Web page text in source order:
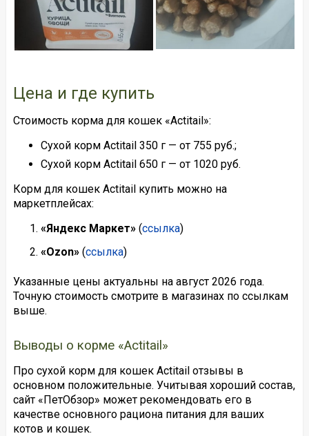
Цена и где купить
Стоимость корма для кошек «Actitail»:
Сухой корм Actitail 350 г — от 755 руб.;
Сухой корм Actitail 650 г — от 1020 руб.
Корм для кошек Actitail купить можно на
маркетплейсах:
«Яндекс Маркет»(ссылка)
«Ozon»(ссылка)
Указанные цены актуальны на август 2026 года.
Точную стоимость смотрите в магазинах по ссылкам
выше.
Выводы о корме «Actitail»
Про сухой корм для кошек Actitail отзывы в
основном положительные. Учитывая хороший состав,
сайт «ПетОбзор» может рекомендовать его в
качестве основного рациона питания для ваших
котов и кошек.